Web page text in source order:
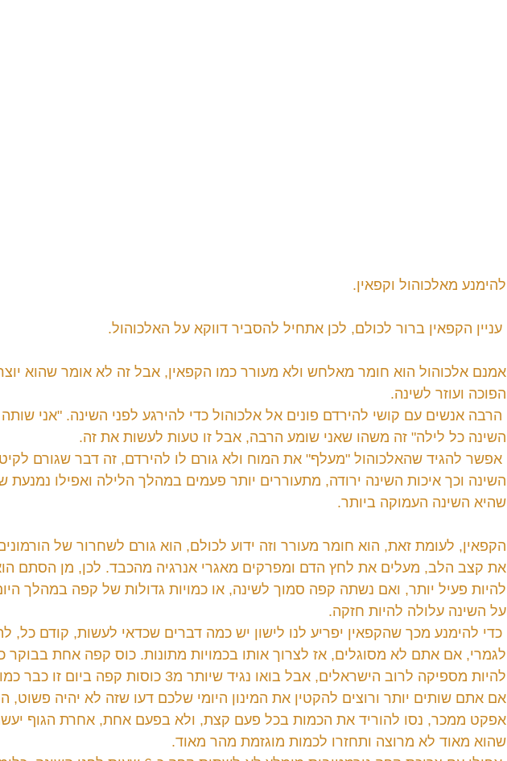
להימנע מאלכוהול וקפאין.
אמנם אלכוהול הוא חומר מאלחש ולא מעורר כמו הקפאין, אבל זה לא אומר שהוא
הפוכה ועוזר לשינה.
הרבה אנשים עם קושי להירדם פונים אל אלכוהול כדי להירגע לפני השינה. "אני שותה
השינה כל לילה" זה משהו שאני שומע הרבה, אבל זו טעות לעשות את זה.
אפשר להגיד שהאלכוהול "מעלף" את המוח ולא גורם לו להירדם, זה דבר שגורם
השינה וכך איכות השינה ירודה, מתעוררים יותר פעמים במהלך הלילה ואפילו נמנעת
שהיא השינה העמוקה ביותר.
הקפאין, לעומת זאת, הוא חומר מעורר וזה ידוע לכולם, הוא גורם לשחרור של
את קצב הלב, מעלים את לחץ הדם ומפרקים מאגרי אנרגיה מהכבד. לכן, מן הסתם
להיות פעיל יותר, ואם נשתה קפה סמוך לשינה, או כמויות גדולות של קפה במהלך
על השינה עלולה להיות חזקה.
כדי להימנע מכך שהקפאין יפריע לנו לישון יש כמה דברים שכדאי לעשות, קודם כל,
לגמרי, אם אתם לא מסוגלים, אז לצרוך אותו בכמויות מתונות. כוס קפה אחת בבוקר
להיות מספיקה לרוב הישראלים, אבל בואו נגיד שיותר מ3 כוסות
אם אתם שותים יותר ורוצים להקטין את המינון היומי שלכם דעו שזה לא יהיה פשוט,
אפקט ממכר, נסו להוריד את הכמות בכל פעם קצת, ולא בפעם אחת, אחרת הגוף
שהוא מאוד לא מרוצה ותחזרו לכמות מוגזמת מהר מאוד.